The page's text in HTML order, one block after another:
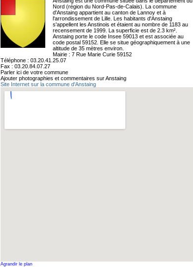
Nord (région du Nord-Pas-de-Calais). La commune
d'Anstaing appartient au canton de Lannoy et à
l'arrondissement de Lille. Les habitants d'Anstaing
s'appellent les Anstinois et étaient au nombre de 1183 au
recensement de 1999. La superficie est de 2.3 km².
Anstaing porte le code Insee 59013 et est associée au
code postal 59152. Elle se situe géographiquement à une
altitude de 35 mètres environ.
Mairie : 7 Rue Marie Curie 59152
Téléphone : 03.20.41.25.07
Fax : 03.20.84.07.27
Parler ici de votre commune
Ajouter photographies et commentaires sur Anstaing
Site Internet sur la commune d'Anstaing
Agrandir le plan